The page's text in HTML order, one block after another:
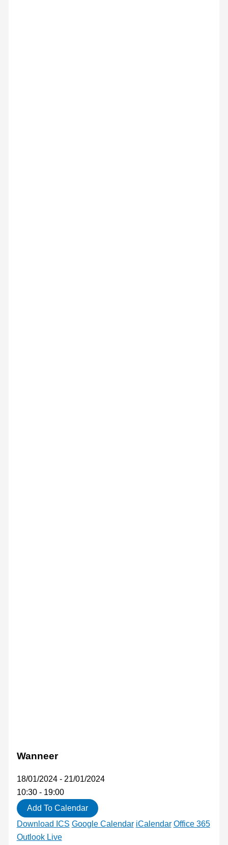
Wanneer
18/01/2024 - 21/01/2024
10:30 - 19:00
Add To Calendar
Download ICS Google Calendar iCalendar Office 365
Outlook Live